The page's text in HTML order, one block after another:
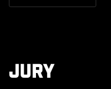
Jury